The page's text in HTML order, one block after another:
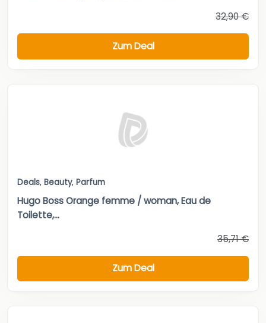
32,90 €
Zum Deal
Deals, Beauty, Parfum
Hugo Boss Orange femme / woman, Eau de
Toilette,...
35,71 €
Zum Deal